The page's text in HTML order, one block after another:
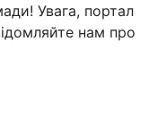
Увага, портал
нам про